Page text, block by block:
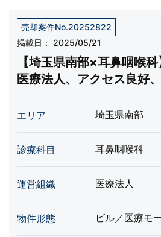
売却案件No.20252822
掲載日：
2025/05/21
【埼玉県南部×耳鼻咽喉
医療法人、アクセス良好
エリア 埼玉県南部
診療科目 耳鼻咽喉科
運営組織 医療法人
物件形態 ビル／医療モ